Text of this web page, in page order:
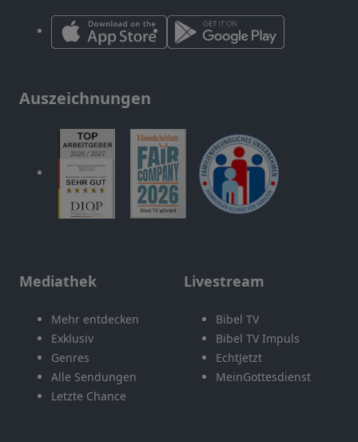
Auszeichnungen
Mediathek
Mehr entdecken
Exklusiv
Genres
Alle Sendungen
Letzte Chance
Livestream
Bibel TV
Bibel TV Impuls
EchtJetzt
MeinGottesdienst